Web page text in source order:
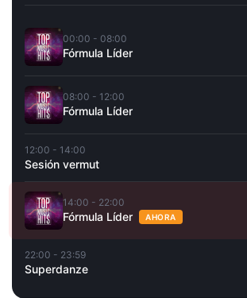
00:00 - 08:00
Fórmula Líder
08:00 - 12:00
Fórmula Líder
12:00 - 14:00
Sesión vermut
14:00 - 22:00
Fórmula Líder AHORA
22:00 - 23:59
Superdanze